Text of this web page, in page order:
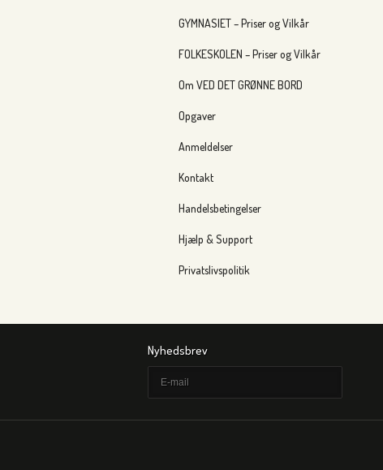
GYMNASIET – Priser og Vilkår
FOLKESKOLEN – Priser og Vilkår
Om VED DET GRØNNE BORD
Opgaver
Anmeldelser
Kontakt
Handelsbetingelser
Hjælp & Support
Privatslivspolitik
Nyhedsbrev